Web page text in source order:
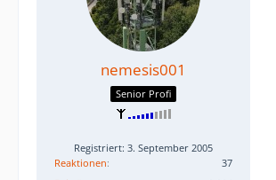
nemesis001
Senior Profi
Registriert: 3. September 2005
Reaktionen
37